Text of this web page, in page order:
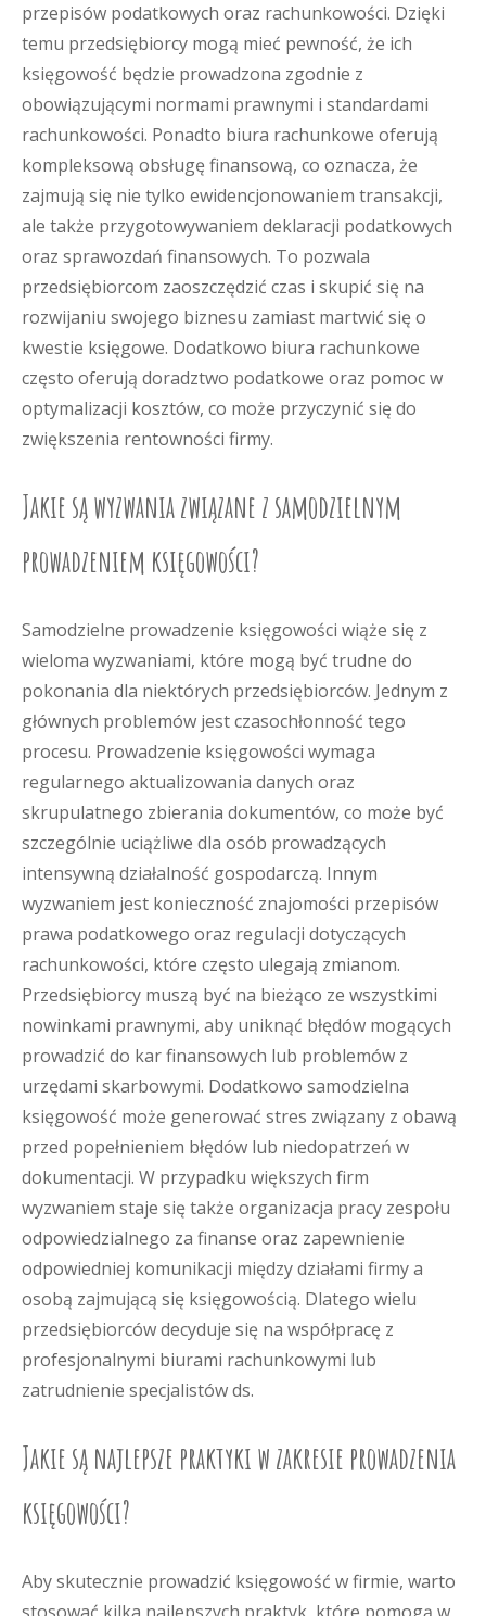
przepisów podatkowych oraz rachunkowości. Dzięki
temu przedsiębiorcy mogą mieć pewność, że ich
księgowość będzie prowadzona zgodnie z
obowiązującymi normami prawnymi i standardami
rachunkowości. Ponadto biura rachunkowe oferują
kompleksową obsługę finansową, co oznacza, że
zajmują się nie tylko ewidencjonowaniem transakcji,
ale także przygotowywaniem deklaracji podatkowych
oraz sprawozdań finansowych. To pozwala
przedsiębiorcom zaoszczędzić czas i skupić się na
rozwijaniu swojego biznesu zamiast martwić się o
kwestie księgowe. Dodatkowo biura rachunkowe
często oferują doradztwo podatkowe oraz pomoc w
optymalizacji kosztów, co może przyczynić się do
zwiększenia rentowności firmy.
Jakie są wyzwania związane z samodzielnym
prowadzeniem księgowości?
Samodzielne prowadzenie księgowości wiąże się z
wieloma wyzwaniami, które mogą być trudne do
pokonania dla niektórych przedsiębiorców. Jednym z
głównych problemów jest czasochłonność tego
procesu. Prowadzenie księgowości wymaga
regularnego aktualizowania danych oraz
skrupulatnego zbierania dokumentów, co może być
szczególnie uciążliwe dla osób prowadzących
intensywną działalność gospodarczą. Innym
wyzwaniem jest konieczność znajomości przepisów
prawa podatkowego oraz regulacji dotyczących
rachunkowości, które często ulegają zmianom.
Przedsiębiorcy muszą być na bieżąco ze wszystkimi
nowinkami prawnymi, aby uniknąć błędów mogących
prowadzić do kar finansowych lub problemów z
urzędami skarbowymi. Dodatkowo samodzielna
księgowość może generować stres związany z obawą
przed popełnieniem błędów lub niedopatrzeń w
dokumentacji. W przypadku większych firm
wyzwaniem staje się także organizacja pracy zespołu
odpowiedzialnego za finanse oraz zapewnienie
odpowiedniej komunikacji między działami firmy a
osobą zajmującą się księgowością. Dlatego wielu
przedsiębiorców decyduje się na współpracę z
profesjonalnymi biurami rachunkowymi lub
zatrudnienie specjalistów ds.
Jakie są najlepsze praktyki w zakresie prowadzenia
księgowości?
Aby skutecznie prowadzić księgowość w firmie, warto